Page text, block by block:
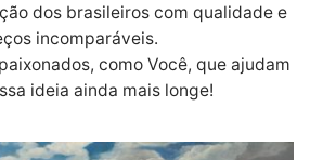
dos brasileiros com qualidade e
incomparáveis.
como Você, que ajudam
ideia ainda mais longe!